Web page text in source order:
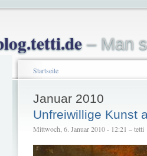
– Man
Startseite
Januar 2010
Unfreiwillige Kunst
Mittwoch, 6. Januar 2010 - 12:21 – tetti